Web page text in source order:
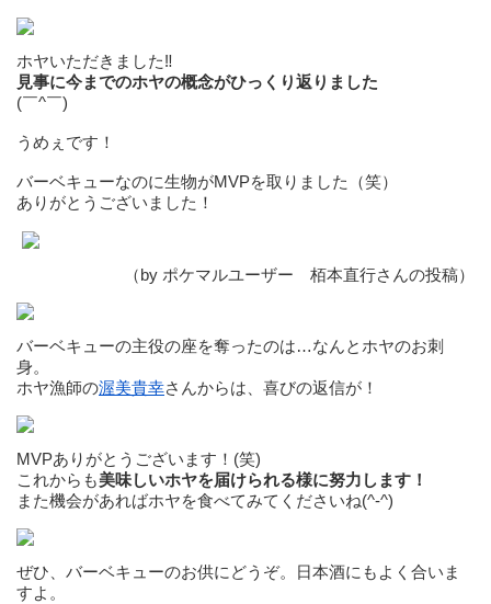
ホヤいただきました‼︎
見事に今までのホヤの概念がひっくり返りました
(￣^￣)ゞ
うめぇです！
バーベキューなのに生物がMVPを取りました（笑）
ありがとうございました！
（by ポケマルユーザー 栢本直行さんの投稿）
バーベキューの主役の座を奪ったのは…なんとホヤのお刺
身。
ホヤ漁師の渥美貴幸さんからは、喜びの返信が！
MVPありがとうございます！(笑)
これからも美味しいホヤを届けられる様に努力します！
また機会があればホヤを食べてみてくださいね(^-^)
ぜひ、バーベキューのお供にどうぞ。日本酒にもよく合いま
すよ。